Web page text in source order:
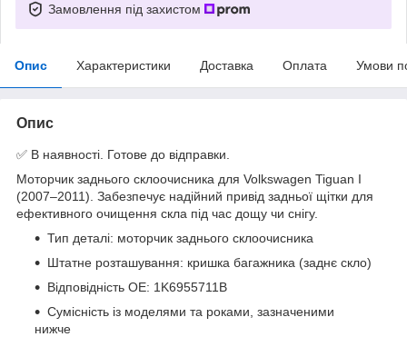
Замовлення під захистом
Опис Характеристики Доставка Оплата Умови
Опис
✅ В наявності. Готове до відправки.
Моторчик заднього склоочисника для Volkswagen Tiguan I
(2007–2011). Забезпечує надійний привід задньої щітки для
ефективного очищення скла під час дощу чи снігу.
Тип деталі: моторчик заднього склоочисника
Штатне розташування: кришка багажника (заднє скло)
Відповідність OE: 1K6955711B
Сумісність із моделями та роками, зазначеними
нижче